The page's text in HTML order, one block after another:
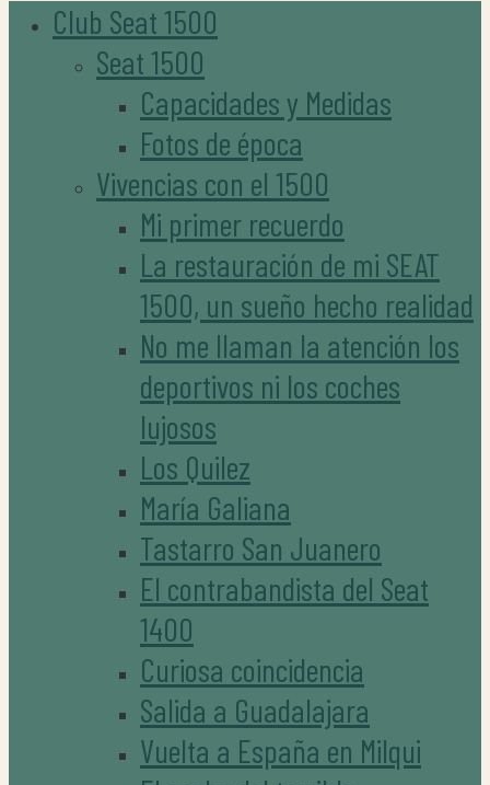
Club Seat 1500
Seat 1500
Capacidades y Medidas
Fotos de época
Vivencias con el 1500
Mi primer recuerdo
La restauración de mi SEAT
1500, un sueño hecho realidad
No me llaman la atención los
deportivos ni los coches
lujosos
Los Quilez
María Galiana
Tastarro San Juanero
El contrabandista del Seat
1400
Curiosa coincidencia
Salida a Guadalajara
Vuelta a España en Milqui